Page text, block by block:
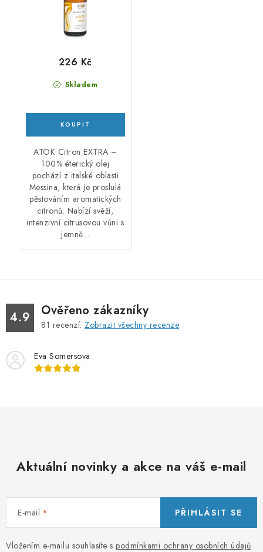
Skladem
226 Kč
ATOK Citron EXTRA –
100% éterický olej
pochází z italské oblasti
Messina, která je proslulá
pěstováním aromatických
citronů. Nabízí svěží,
intenzivní citrusovou vůni s
jemně...
4.9 Ověřeno zákazníky
81 recenzí. Zobrazit všechny recenze
Eva Somersova
Aktuální novinky a akce na váš e-mail
E-mail
Vložením e-mailu souhlasíte s podmínkami ochrany osobních údajů
PŘIHLÁSIT SE